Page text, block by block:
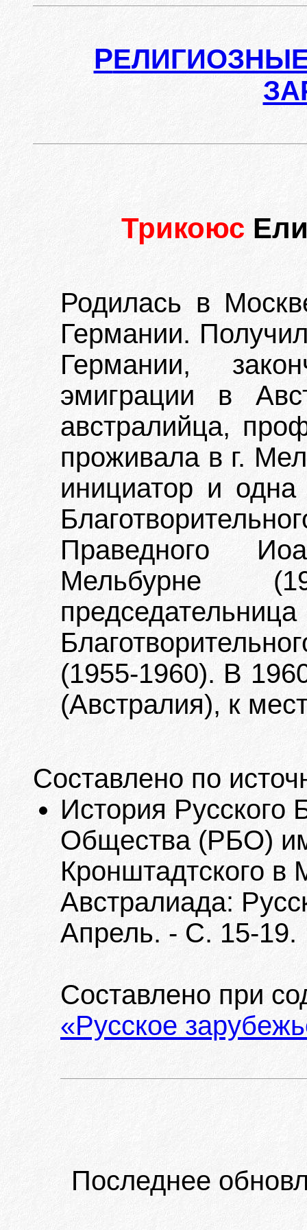
Р
Трикоюс
Родилась в
Германии.
Германии,
эмиграции в
австралийца,
проживала в г.
инициатор и одна
Праведного
Мельбурне
(1955-1960). В
(Австралия), к
Составлено по
История Русского
Общества (РБО)
Кронштадтского в
Австралиада:
Апрель. - С. 15-19.
Составлено при
«Русское
Последнее